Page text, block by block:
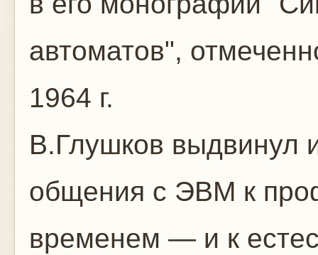
автоматов",
1964 г.
В.Глушков выдвинул
общения с ЭВМ к
временем — и к